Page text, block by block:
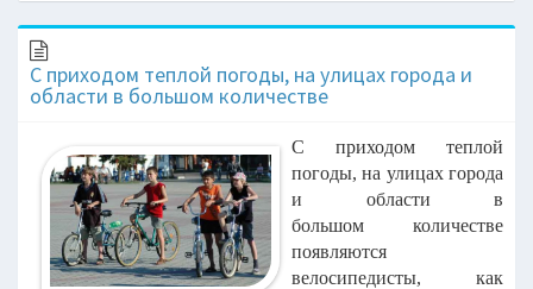
С приходом теплой погоды, на улицах города и
области в большом количестве
С приходом теплой
погоды, на улицах города
и области в
большом количестве
появляются
велосипедисты, как